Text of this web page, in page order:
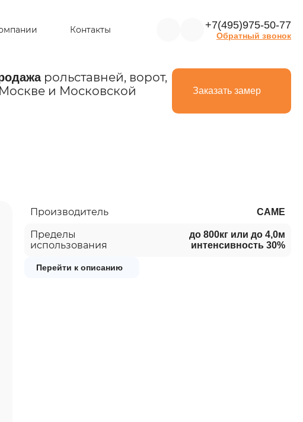
Контакты +7(495)975-50-77
Обратный звонок
рольставней, ворот,
и Московской
Заказать замер
Производитель CAME
Пределы
использования
до 800кг или до 4,0м
интенсивность 30%
Перейти к описанию